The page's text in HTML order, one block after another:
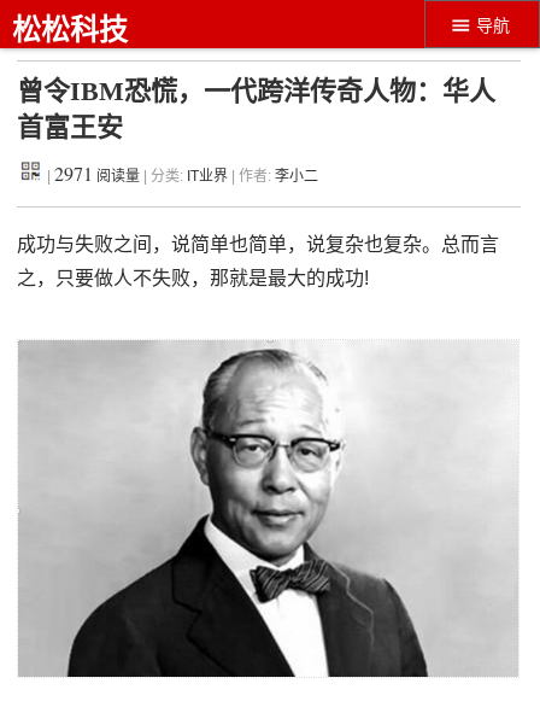
导航
松松科技
曾令IBM恐慌，一代跨洋传奇人物：华人
首富王安
|2971 阅读量 | 分类: IT业界 | 作者:李小二
成功与失败之间，说简单也简单，说复杂也复杂。总而言
之，只要做人不失败，那就是最大的成功!